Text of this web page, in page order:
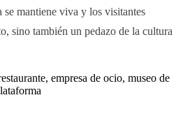
mantiene viva y los visitantes
sino también un pedazo de la cultura
empresa de ocio, museo de